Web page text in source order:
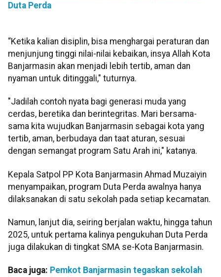
Duta Perda
“Ketika kalian disiplin, bisa menghargai peraturan dan
menjunjung tinggi nilai-nilai kebaikan, insya Allah Kota
Banjarmasin akan menjadi lebih tertib, aman dan
nyaman untuk ditinggali," tuturnya.
"Jadilah contoh nyata bagi generasi muda yang
cerdas, beretika dan berintegritas. Mari bersama-
sama kita wujudkan Banjarmasin sebagai kota yang
tertib, aman, berbudaya dan taat aturan, sesuai
dengan semangat program Satu Arah ini," katanya.
Kepala Satpol PP Kota Banjarmasin Ahmad Muzaiyin
menyampaikan, program Duta Perda awalnya hanya
dilaksanakan di satu sekolah pada setiap kecamatan.
Namun, lanjut dia, seiring berjalan waktu, hingga tahun
2025, untuk pertama kalinya pengukuhan Duta Perda
juga dilakukan di tingkat SMA se-Kota Banjarmasin.
Baca juga: Pemkot Banjarmasin tegaskan sekolah